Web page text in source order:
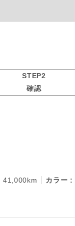
STEP2
確認
41,000km カラー :